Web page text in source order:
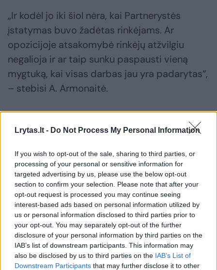
Lrytas.lt - Do Not Process My Personal Information
If you wish to opt-out of the sale, sharing to third parties, or
processing of your personal or sensitive information for
targeted advertising by us, please use the below opt-out
section to confirm your selection. Please note that after your
opt-out request is processed you may continue seeing
interest-based ads based on personal information utilized by
us or personal information disclosed to third parties prior to
your opt-out. You may separately opt-out of the further
disclosure of your personal information by third parties on the
IAB’s list of downstream participants. This information may
also be disclosed by us to third parties on the IAB’s List of
Downstream Participants that may further disclose it to other
„Ir kodėl jo iki šiol nėra, kai Partnerystės
įstatymas buvo žadėtas rinkėjams. Ar
opozicijoje atsakomybė rinkėjų atžvilgiu
negalioja ir ar taip sunku paspausti vieną
mygtuką, kai visas darbas jau yra padarytas“,
– stebisi A. Armonaitė.
Susiję straipsniai
V. Blinkevičiūtė apie
valdančiųjų priekaištus dėl
Laisvės